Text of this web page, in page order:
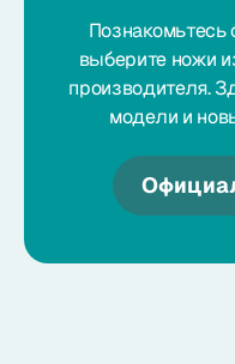
Познакомьтесь
выберите ножи
производителя.
модели и